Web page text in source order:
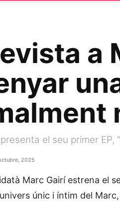
a
el seu primer
2025
Marc Gairí estrena el
únic i íntim del